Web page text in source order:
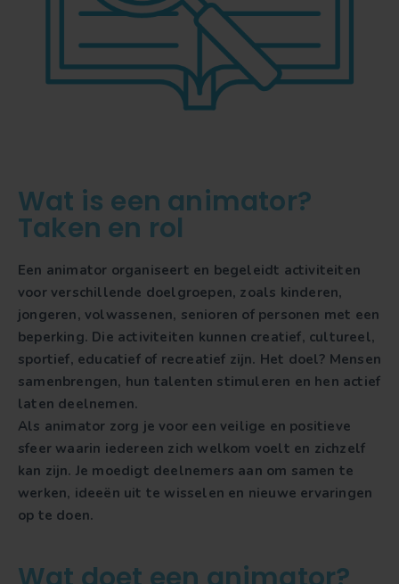
Wat is een animator?
Taken en rol
Een animator organiseert en begeleidt activiteiten
voor verschillende doelgroepen, zoals kinderen,
jongeren, volwassenen, senioren of personen met een
beperking. Die activiteiten kunnen creatief, cultureel,
sportief, educatief of recreatief zijn. Het doel? Mensen
samenbrengen, hun talenten stimuleren en hen actief
laten deelnemen.
Als animator zorg je voor een veilige en positieve
sfeer waarin iedereen zich welkom voelt en zichzelf
kan zijn. Je moedigt deelnemers aan om samen te
werken, ideeën uit te wisselen en nieuwe ervaringen
op te doen.